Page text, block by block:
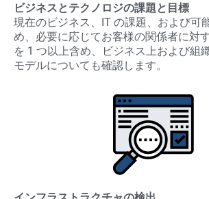
ビジネスとテクノロジの課題と目標
現在のビジネス、IT の課題、および可
め、必要に応じてお客様の関係者に対
を 1 つ以上含め、ビジネス上および組
モデルについても確認します。